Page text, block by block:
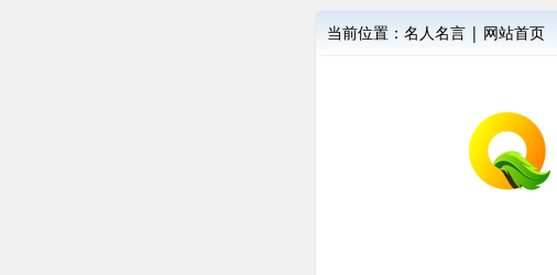
当前位置： 名人名言 | 网站首页